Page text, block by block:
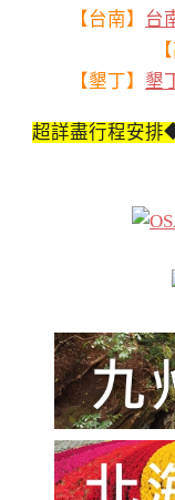
【台南】 台
【墾丁】 墾
超詳盡行程安